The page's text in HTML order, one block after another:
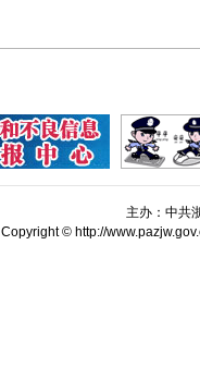
主办：中共
Copyright © http://